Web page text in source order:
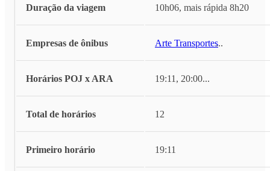
Duração da viagem 10h06, mais rápida 8h20
Empresas de ônibus Arte Transportes...
Horários POJ x ARA 19:11, 20:00...
Total de horários 12
Primeiro horário 19:11